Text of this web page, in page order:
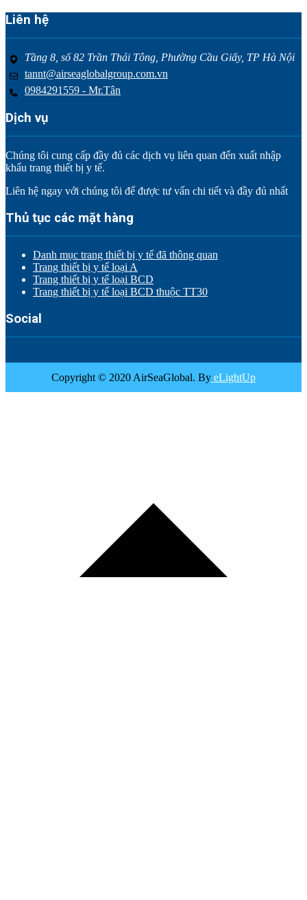
Liên hệ
Tầng 8, số 82 Trần Thái Tông, Phường Cầu Giấy, TP Hà Nội
tannt@airseaglobalgroup.com.vn
0984291559 - Mr.Tân
Dịch vụ
Chúng tôi cung cấp đầy đủ các dịch vụ liên quan đến xuất nhập
khẩu trang thiết bị y tế.
Liên hệ ngay với chúng tôi để được tư vấn chi tiết và đầy đủ nhất
Thủ tục các mặt hàng
Danh mục trang thiết bị y tế đã thông quan
Trang thiết bị y tế loại A
Trang thiết bị y tế loại BCD
Trang thiết bị y tế loại BCD thuộc TT30
Social
Copyright © 2020 AirSeaGlobal. By eLightUp